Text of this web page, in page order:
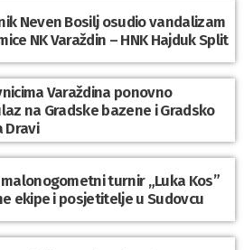
Neven Bosilj osudio vandalizam
NK Varaždin – HNK Hajduk Split
Varaždina ponovno
na Gradske bazene i Gradsko
Dravi
turnir „Luka Kos”
ekipe i posjetitelje u Sudovcu